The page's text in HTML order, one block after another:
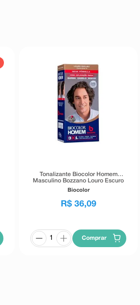
Tonalizante Biocolor Homem
Masculino Bozzano Louro Escuro
3x1
Biocolor
R$ 36,09
Comprar